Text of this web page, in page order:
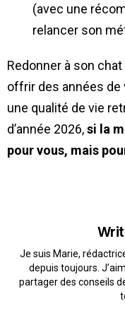
(avec une
relancer son
Redonner à son
offrir des années
une qualité de vie
d’année 2026,si la
pour vous, mais
Je suis Marie,
depuis toujours.
partager des conseils